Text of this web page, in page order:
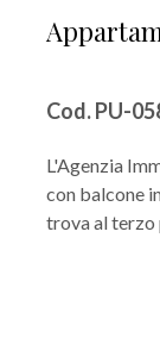
Cod. PU-
L'Agenzia
con balcone
trova al terzo